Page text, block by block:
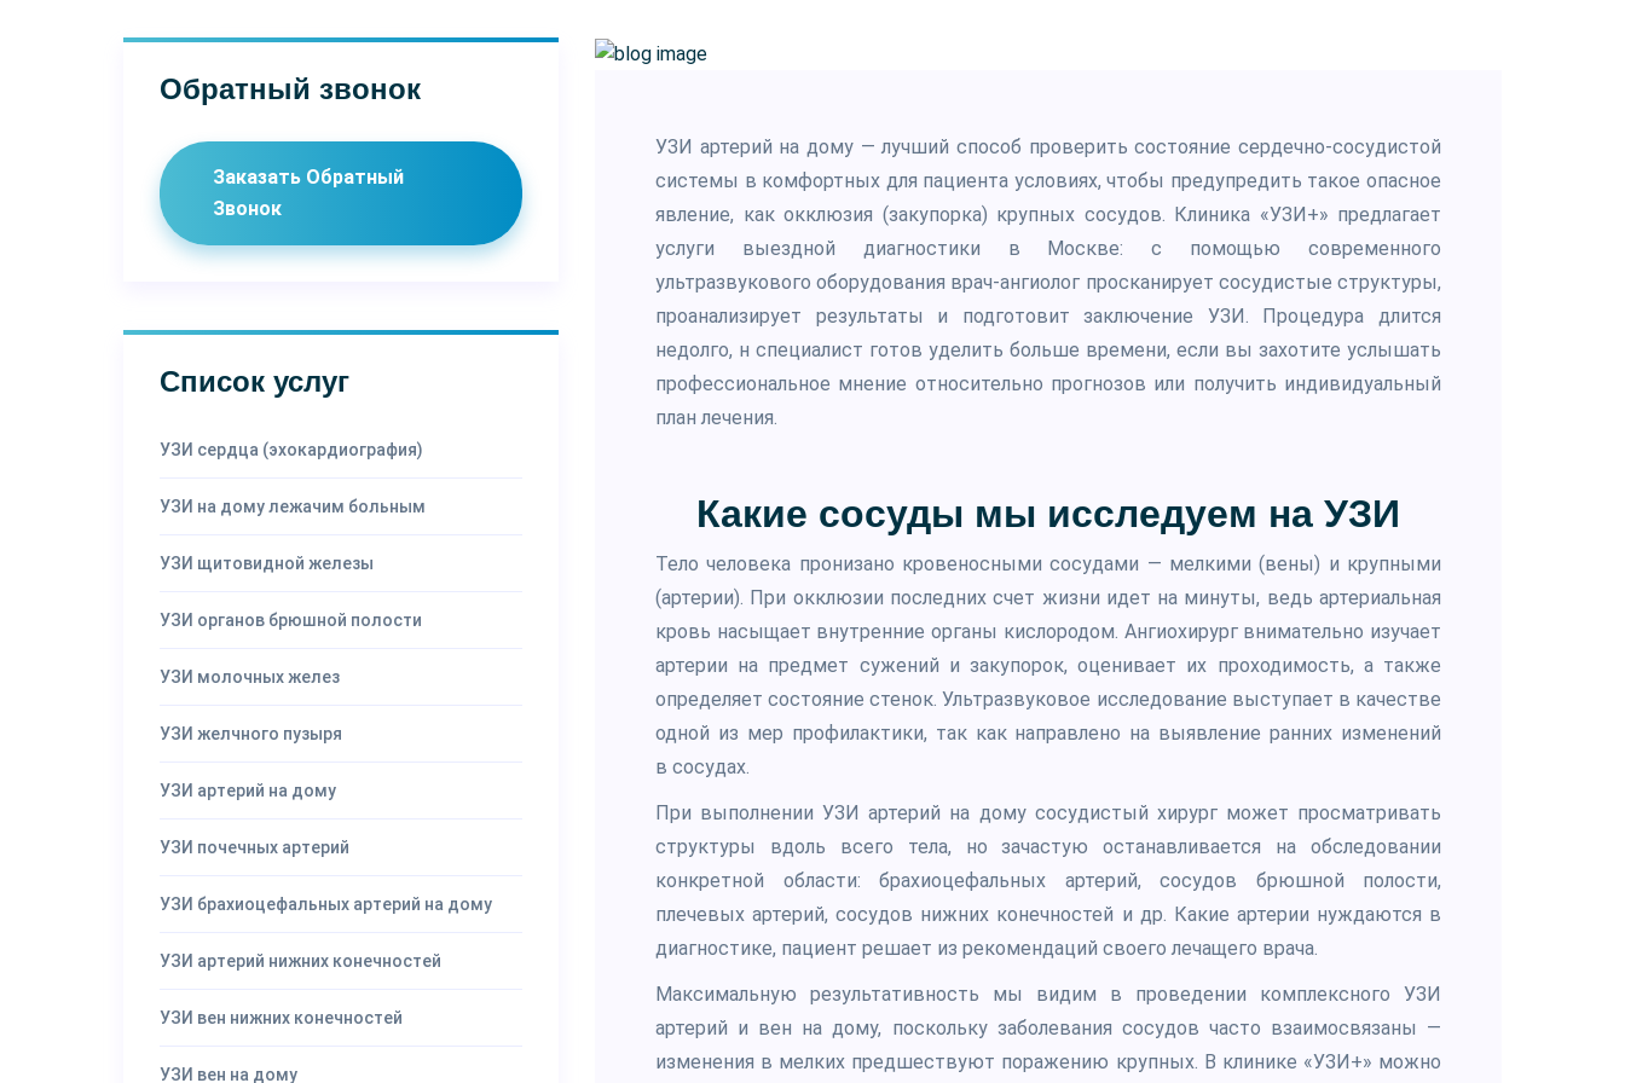
Обратный звонок
Заказать Обратный
Звонок
Список услуг
УЗИ сердца (эхокардиография)
УЗИ на дому лежачим больным
УЗИ щитовидной железы
УЗИ органов брюшной полости
УЗИ молочных желез
УЗИ желчного пузыря
УЗИ артерий на дому
УЗИ почечных артерий
УЗИ брахиоцефальных артерий на дому
УЗИ артерий нижних конечностей
УЗИ вен нижних конечностей
УЗИ вен на дому
УЗИ артерий на дому — лучший способ проверить состояние сердечно-сосудистой
системы в комфортных для пациента условиях, чтобы предупредить такое опасное
явление, как окклюзия (закупорка) крупных сосудов. Клиника «УЗИ+» предлагает
услуги выездной диагностики в Москве: с помощью современного
ультразвукового оборудования врач-ангиолог просканирует сосудистые структуры,
проанализирует результаты и подготовит заключение УЗИ. Процедура длится
недолго, н специалист готов уделить больше времени, если вы захотите услышать
профессиональное мнение относительно прогнозов или получить индивидуальный
план лечения.
Какие сосуды мы исследуем на УЗИ
Тело человека пронизано кровеносными сосудами — мелкими (вены) и крупными
(артерии). При окклюзии последних счет жизни идет на минуты, ведь артериальная
кровь насыщает внутренние органы кислородом. Ангиохирург внимательно изучает
артерии на предмет сужений и закупорок, оценивает их проходимость, а также
определяет состояние стенок. Ультразвуковое исследование выступает в качестве
одной из мер профилактики, так как направлено на выявление ранних изменений
в сосудах.
При выполнении УЗИ артерий на дому сосудистый хирург может просматривать
структуры вдоль всего тела, но зачастую останавливается на обследовании
конкретной области: брахиоцефальных артерий, сосудов брюшной полости,
плечевых артерий, сосудов нижних конечностей и др. Какие артерии нуждаются в
диагностике, пациент решает из рекомендаций своего лечащего врача.
Максимальную результативность мы видим в проведении комплексного УЗИ
артерий и вен на дому, поскольку заболевания сосудов часто взаимосвязаны —
изменения в мелких предшествуют поражению крупных. В клинике «УЗИ+» можно